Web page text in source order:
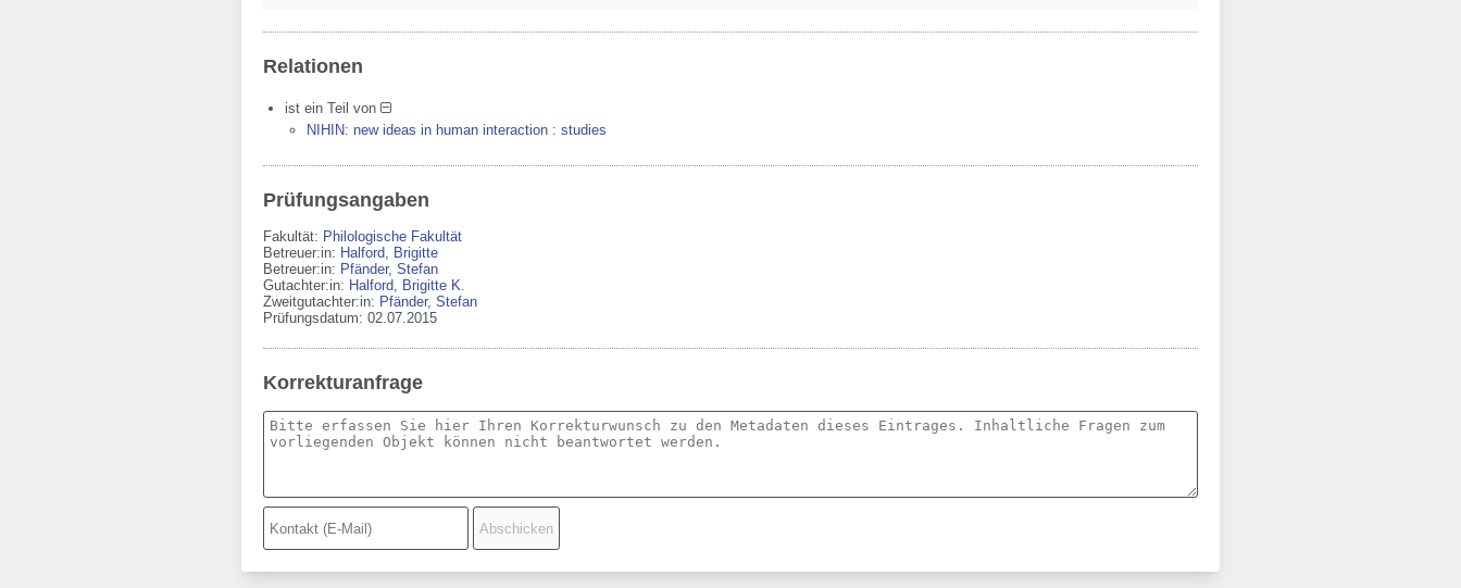
Relationen
ist ein Teil von
NIHIN: new ideas in human interaction : studies
Prüfungsangaben
Fakultät: Philologische Fakultät
Betreuer:in: Halford, Brigitte
Betreuer:in: Pfänder, Stefan
Gutachter:in: Halford, Brigitte K.
Zweitgutachter:in: Pfänder, Stefan
Prüfungsdatum: 02.07.2015
Korrekturanfrage